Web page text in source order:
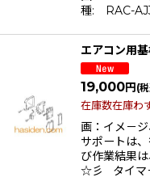
種: RAC-
エアコン用
19,000円 (
在庫数在庫わ
画：イメ－
サポートは
び作業結果
☆彡 タイマ